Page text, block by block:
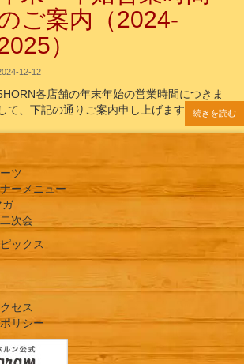
続きを読む
続きを読む
続きを読む
続きを読む
ご案内（2024-
）
12-12
各店舗の年末年始の営業時間につきま
して、下記の通りご案内申し上げます。 年続きを読む
ツ
ーメニュー
ガ
次会
ックス
セス
リシー